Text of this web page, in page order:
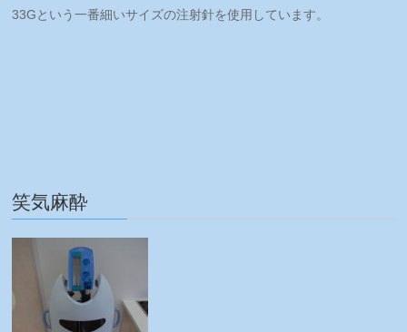
33Gという一番細いサイズの注射針を使用しています。
笑気麻酔